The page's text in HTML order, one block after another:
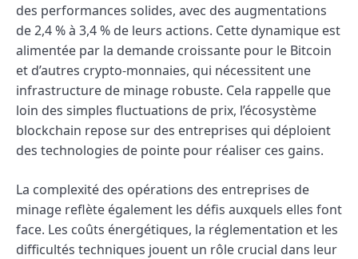
des performances solides, avec des augmentations
de 2,4 % à 3,4 % de leurs actions. Cette dynamique est
alimentée par la demande croissante pour le Bitcoin
et d’autres crypto-monnaies, qui nécessitent une
infrastructure de minage robuste. Cela rappelle que
loin des simples fluctuations de prix, l’écosystème
blockchain repose sur des entreprises qui déploient
des technologies de pointe pour réaliser ces gains.
La complexité des opérations des entreprises de
minage reflète également les défis auxquels elles font
face. Les coûts énergétiques, la réglementation et les
difficultés techniques jouent un rôle crucial dans leur